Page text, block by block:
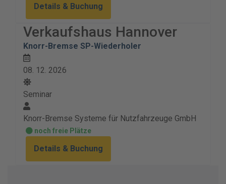
Details & Buchung
Verkaufshaus Hannover
Knorr-Bremse SP-Wiederholer
08. 12. 2026
Seminar
Knorr-Bremse Systeme für Nutzfahrzeuge GmbH
noch freie Plätze
Details & Buchung